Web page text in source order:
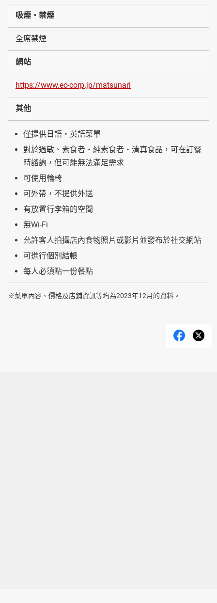
吸煙・禁煙
全席禁煙
網站
https://www.ec-corp.jp/matsunari
其他
僅提供日語・英語菜單
對於過敏、素食者・純素食者・清真食品，可在訂餐
時諮詢，但可能無法滿足需求
可使用輪椅
可外帶，不提供外送
有放置行李箱的空間
無Wi-Fi
允許客人拍攝店內食物照片或影片並發布於社交網站
可進行個別結帳
每人必須點一份餐點
※菜單內容、價格及店鋪資訊等均為2023年12月的資料。